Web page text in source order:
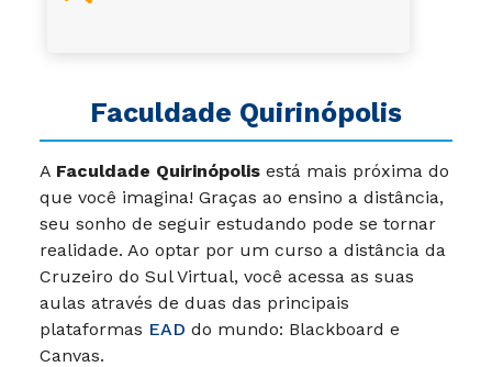
Faculdade Quirinópolis
A Faculdade Quirinópolis está mais próxima do
que você imagina! Graças ao ensino a distância,
seu sonho de seguir estudando pode se tornar
realidade. Ao optar por um curso a distância da
Cruzeiro do Sul Virtual, você acessa as suas
aulas através de duas das principais
plataformas EAD do mundo: Blackboard e
Canvas.